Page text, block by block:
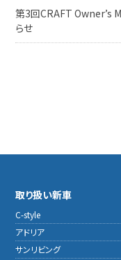
第3回CRAFT Owner’s
らせ
取り扱い新車
C-style
アドリア
サンリビング